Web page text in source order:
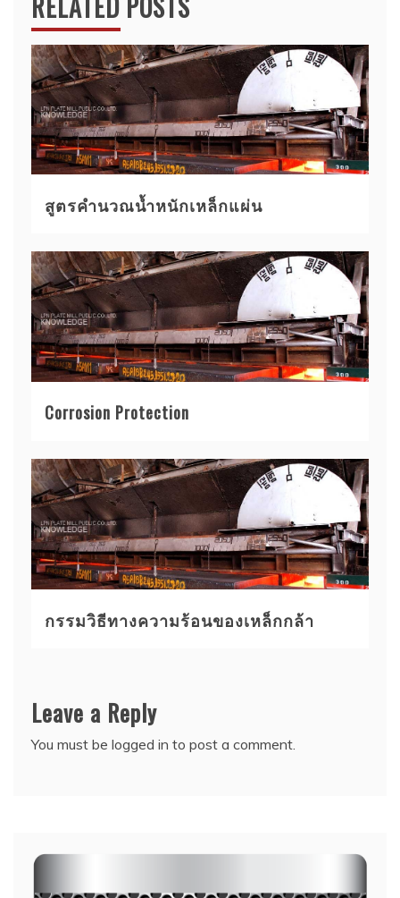
สูตรคำนวณน้ำหนักเหล็กแผ่น
Corrosion Protection
กรรมวิธีทางความร้อนของเหล็กกล้า
Leave a Reply
You must be logged in to post a comment.